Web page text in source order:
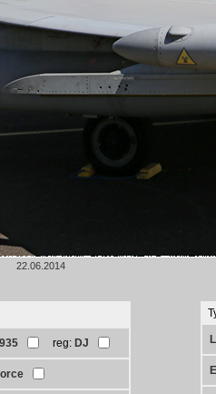
22.06.2014
reg: DJ